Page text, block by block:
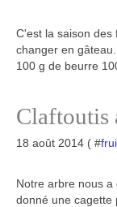
C'est la saison
changer en
100 g de beurre
Claftoutis
18 août 2014 ( #
Notre arbre nous
donné une cagette